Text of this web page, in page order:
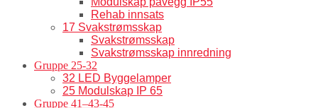
Rehab innsats
17 Svakstrømsskap
Svakstrømsskap
Svakstrømsskap innredning
Gruppe 25-32
32 LED Byggelamper
25 Modulskap IP 65
Gruppe 41–43-45